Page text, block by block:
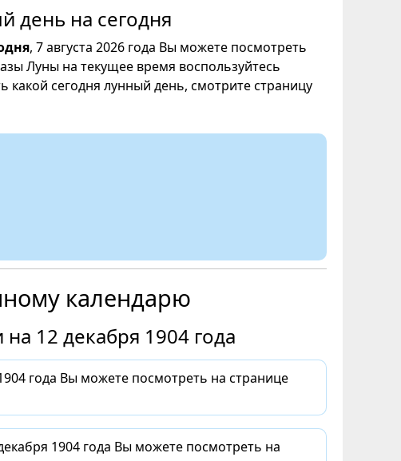
день на сегодня
, 7 августа 2026 года Вы можете посмотреть
Луны на текущее время воспользуйтесь
какой сегодня лунный день, смотрите страницу
календарю
12 декабря 1904 года
года Вы можете посмотреть на странице
1904 года Вы можете посмотреть на